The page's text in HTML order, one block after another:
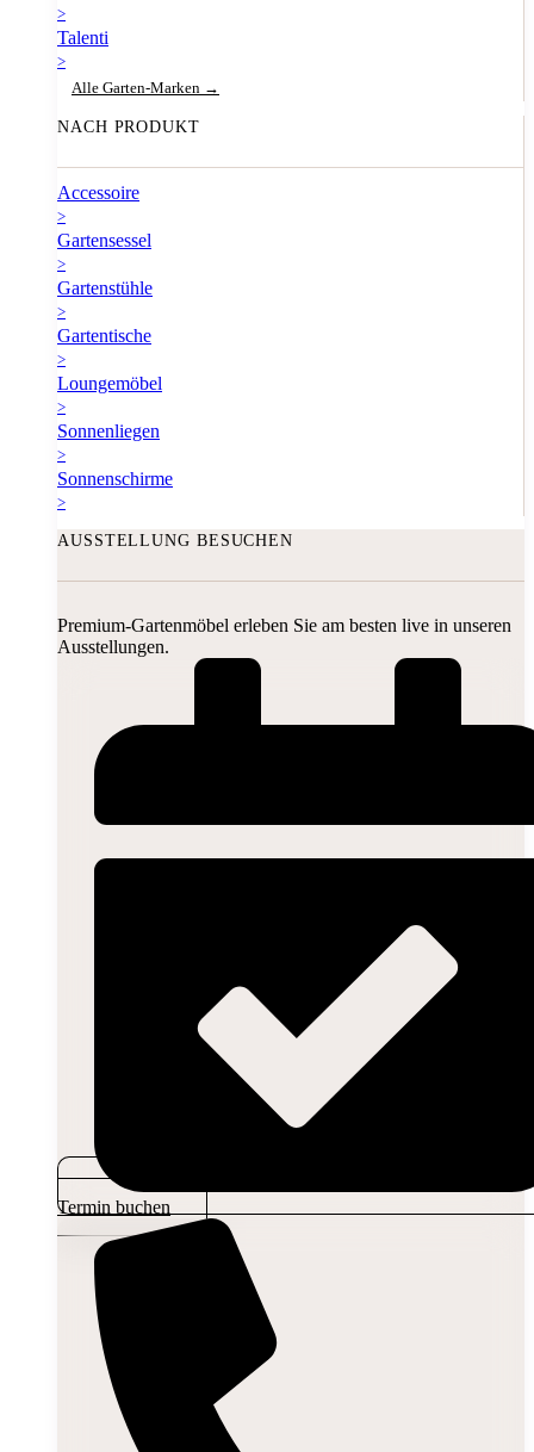
>
Talenti
>
Alle Garten-Marken →
NACH PRODUKT
Accessoire
>
Gartensessel
>
Gartenstühle
>
Gartentische
>
Loungemöbel
>
Sonnenliegen
>
Sonnenschirme
>
AUSSTELLUNG BESUCHEN
Premium-Gartenmöbel erleben Sie am besten live in unseren
Ausstellungen.
Termin buchen